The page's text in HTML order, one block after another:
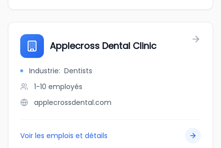
Applecross Dental Clinic
Industrie: Dentists
1-10 employés
applecrossdental.com
Voir les emplois et détails